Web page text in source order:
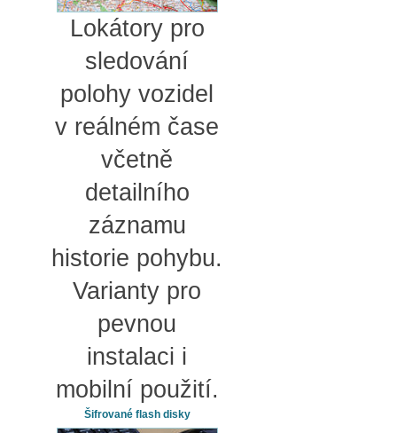
Lokátory pro
sledování
polohy vozidel
v reálném čase
včetně
detailního
záznamu
historie pohybu.
Varianty pro
pevnou
instalaci i
mobilní použití.
Šifrované flash disky